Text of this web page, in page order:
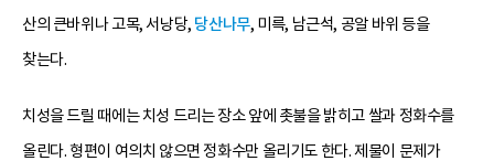
산의 큰바위나 고목, 서낭당, 당산나무, 미륵, 남근석, 공알 바위 등을
찾는다.
치성을 드릴 때에는 치성 드리는 장소 앞에 촛불을 밝히고 쌀과 정화수를
올린다. 형편이 여의치 않으면 정화수만 올리기도 한다. 제물이 문제가